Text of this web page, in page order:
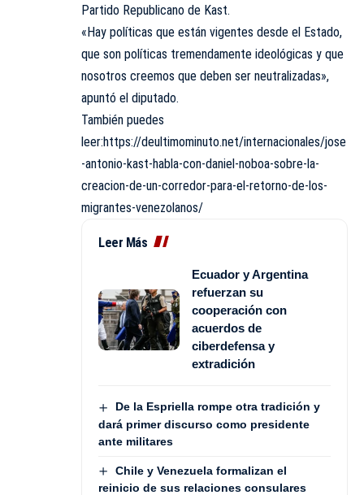
Partido Republicano de Kast.
«Hay políticas que están vigentes desde el Estado,
que son políticas tremendamente ideológicas y que
nosotros creemos que deben ser neutralizadas»,
apuntó el diputado.
También puedes
leer:https://deultimominuto.net/internacionales/jose
-antonio-kast-habla-con-daniel-noboa-sobre-la-
creacion-de-un-corredor-para-el-retorno-de-los-
migrantes-venezolanos/
Leer Más
Ecuador y Argentina
refuerzan su
cooperación con
acuerdos de
ciberdefensa y
extradición
De la Espriella rompe otra tradición y
dará primer discurso como presidente
ante militares
Chile y Venezuela formalizan el
reinicio de sus relaciones consulares